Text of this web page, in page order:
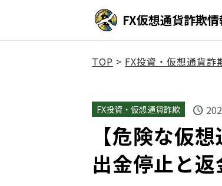
FX仮想通貨詐欺
TOP > FX投資・仮想通貨詐
FX投資・仮想通貨詐欺 schedule
【危険な仮
出金停止と